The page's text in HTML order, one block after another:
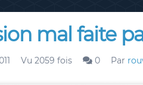
mal faite
Vu 2059 fois 0 Par